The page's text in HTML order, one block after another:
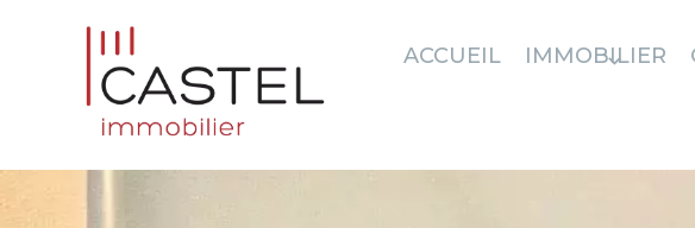
ACCUEIL IMMOBILIER